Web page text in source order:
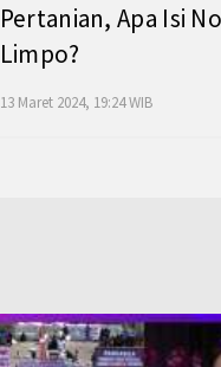
Pertanian, Apa Isi
Limpo?
13 Maret 2024, 19:24 WIB